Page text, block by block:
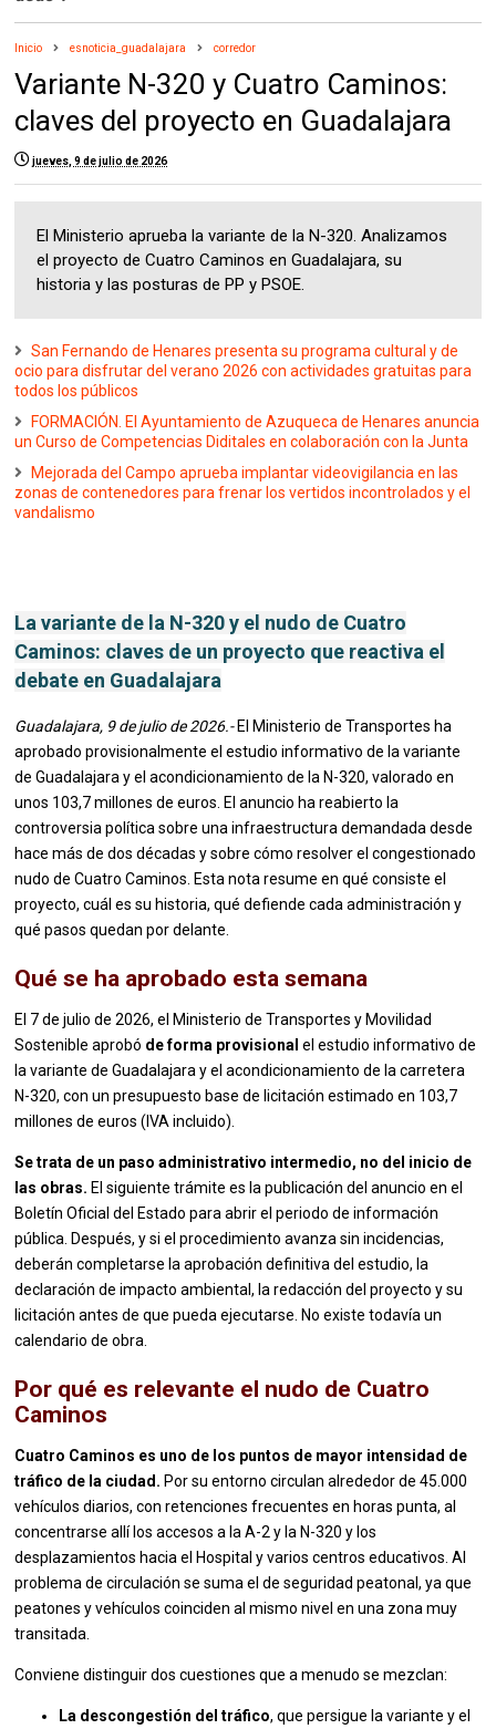
Inicio esnoticia_guadalajara corredor
Variante N-320 y Cuatro Caminos:
claves del proyecto en Guadalajara
jueves, 9 de julio de 2026
El Ministerio aprueba la variante de la N-320. Analizamos
el proyecto de Cuatro Caminos en Guadalajara, su
historia y las posturas de PP y PSOE.
San Fernando de Henares presenta su programa cultural y de
ocio para disfrutar del verano 2026 con actividades gratuitas para
todos los públicos
FORMACIÓN. El Ayuntamiento de Azuqueca de Henares anuncia
un Curso de Competencias Diditales en colaboración con la Junta
Mejorada del Campo aprueba implantar videovigilancia en las
zonas de contenedores para frenar los vertidos incontrolados y el
vandalismo
La variante de la N-320 y el nudo de Cuatro
Caminos: claves de un proyecto que reactiva el
debate en Guadalajara
Guadalajara, 9 de julio de 2026.-El Ministerio de Transportes ha
aprobado provisionalmente el estudio informativo de la variante
de Guadalajara y el acondicionamiento de la N-320, valorado en
unos 103,7 millones de euros. El anuncio ha reabierto la
controversia política sobre una infraestructura demandada desde
hace más de dos décadas y sobre cómo resolver el congestionado
nudo de Cuatro Caminos. Esta nota resume en qué consiste el
proyecto, cuál es su historia, qué defiende cada administración y
qué pasos quedan por delante.
Qué se ha aprobado esta semana
El 7 de julio de 2026, el Ministerio de Transportes y Movilidad
Sostenible aprobó de forma provisional el estudio informativo de
la variante de Guadalajara y el acondicionamiento de la carretera
N-320, con un presupuesto base de licitación estimado en 103,7
millones de euros (IVA incluido).
Se trata de un paso administrativo intermedio, no del inicio de
las obras. El siguiente trámite es la publicación del anuncio en el
Boletín Oficial del Estado para abrir el periodo de información
pública. Después, y si el procedimiento avanza sin incidencias,
deberán completarse la aprobación definitiva del estudio, la
declaración de impacto ambiental, la redacción del proyecto y su
licitación antes de que pueda ejecutarse. No existe todavía un
calendario de obra.
Por qué es relevante el nudo de Cuatro
Caminos
Cuatro Caminos es uno de los puntos de mayor intensidad de
tráfico de la ciudad.Por su entorno circulan alrededor de 45.000
vehículos diarios, con retenciones frecuentes en horas punta, al
concentrarse allí los accesos a la A-2 y la N-320 y los
desplazamientos hacia el Hospital y varios centros educativos. Al
problema de circulación se suma el de seguridad peatonal, ya que
peatones y vehículos coinciden al mismo nivel en una zona muy
transitada.
Conviene distinguir dos cuestiones que a menudo se mezclan:
La descongestión del tráfico, que persigue la variante y el